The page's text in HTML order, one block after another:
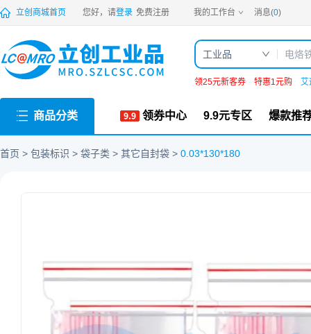
PDF 立创商城首页 您好，请登录 免费注册 我的工作台 消息(0)
工业品
领25元新客券 特惠1元购 艾
商品分类 领券中心 9.9元专区 爆款推
首页 包装标识 袋子类 其它自封袋 0.03*130*180